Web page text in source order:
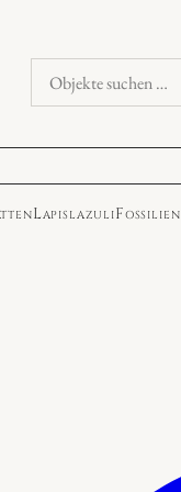
Objekte
suchen
LapislazuliFossilien